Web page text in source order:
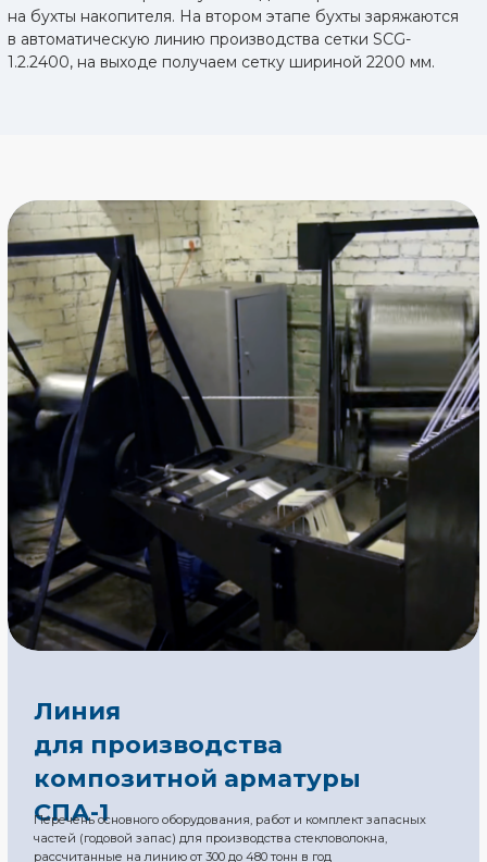
Линия
для производства
композитной арматуры
СПА-2
Перечень основного оборудования, работ и комплект запасных
Линия
для производства
композитной арматуры
СПА-1
Перечень основного оборудования, работ и комплект запасных
частей (годовой запас) для производства стекловолокна,
рассчитанные на линию от 300 до 480 тонн в год
Подробнее